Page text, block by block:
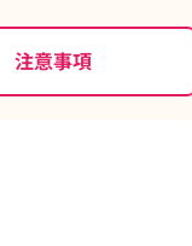
注意事項